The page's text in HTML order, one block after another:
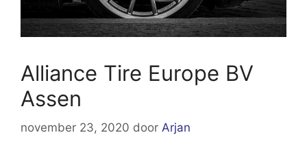
Alliance Tire Europe BV
Assen
november 23, 2020 door Arjan